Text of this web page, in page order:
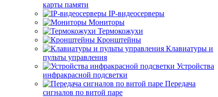
карты памяти
IP-видеосерверы
Мониторы
Термокожухи
Кронштейны
Клавиатуры и
пульты управления
Устройства
инфракрасной подсветки
Передача
сигналов по витой паре